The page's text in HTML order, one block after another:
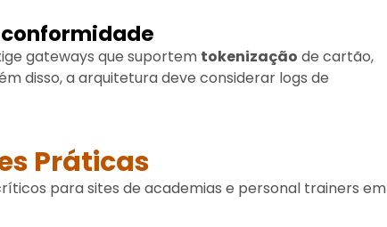
gateways que suportem tokenização de cartão,
disso, a arquitetura deve considerar logs de
Práticas
para sites de academias e personal trainers em